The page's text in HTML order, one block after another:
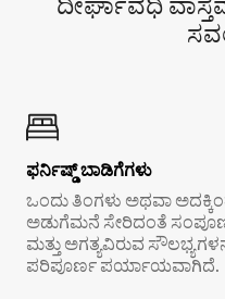
ಫರ್ನಿಷ್ಡ್ ಬಾಡಿಗೆಗಳು
ಒಂದು ತಿಂಗಳು ಅಥವಾ
ಅಡುಗೆಮನೆ ಸೇರಿದಂತೆ
ಮತ್ತು ಅಗತ್ಯವಿರುವ
ಪರಿಪೂರ್ಣ ಪರ್ಯಾಯವಾಗಿದೆ.